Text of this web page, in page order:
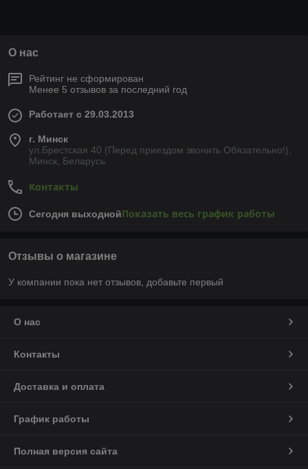
О нас
Рейтинг не сформирован
Менее 5 отзывов за последний год
Работает с 29.03.2013
г. Минск
ул.Брестская 40 (Перед приездом звонить Обязательно!),
Минск, Беларусь
Контакты
Сегодня выходнойПоказать весь график работы
Отзывы о магазине
У компании пока нет отзывов, добавьте первый
О нас
Контакты
Доставка и оплата
График работы
Полная версия сайта